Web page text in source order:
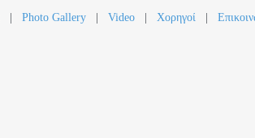
Photo Gallery Video Χορηγοί